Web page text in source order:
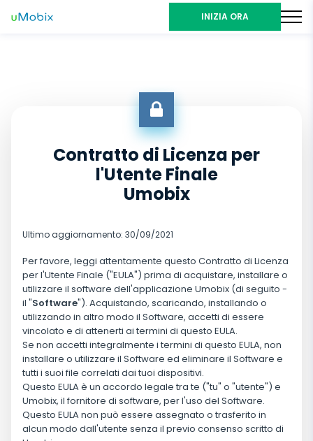
INIZIA ORA
Contratto di Licenza per
l'Utente Finale
Umobix
Ultimo aggiornamento: 30/09/2021
Per favore, leggi attentamente questo Contratto di Licenza
per l'Utente Finale ("EULA") prima di acquistare, installare o
utilizzare il software dell'applicazione Umobix (di seguito -
il "Software"). Acquistando, scaricando, installando o
utilizzando in altro modo il Software, accetti di essere
vincolato e di attenerti ai termini di questo EULA.
Se non accetti integralmente i termini di questo EULA, non
installare o utilizzare il Software ed eliminare il Software e
tutti i suoi file correlati dai tuoi dispositivi.
Questo EULA è un accordo legale tra te ("tu" o "utente") e
Umobix, il fornitore di software, per l'uso del Software.
Questo EULA non può essere assegnato o trasferito in
alcun modo dall'utente senza il previo consenso scritto di